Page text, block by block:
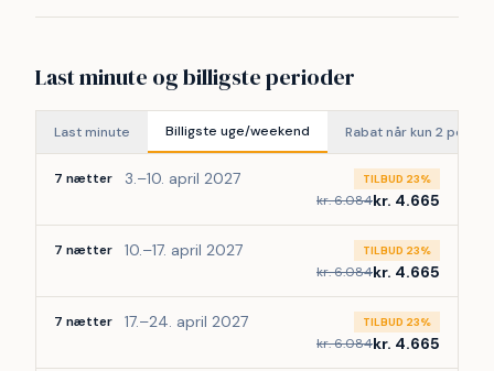
Last minute og billigste perioder
Last minute Billigste uge/weekend Rabat når kun 2
7 nætter 3.–10. april 2027 TILBUD 23%
kr. 6.084kr. 4.665
7 nætter 10.–17. april 2027 TILBUD 23%
kr. 6.084kr. 4.665
7 nætter 17.–24. april 2027 TILBUD 23%
kr. 6.084kr. 4.665